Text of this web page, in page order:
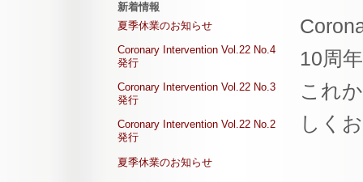
10周
これ
しく
新着情報
夏季休業のお知らせ
Coronary Intervention Vol.22 No.4
発行
Coronary Intervention Vol.22 No.3
発行
Coronary Intervention Vol.22 No.2
発行
夏季休業のお知らせ